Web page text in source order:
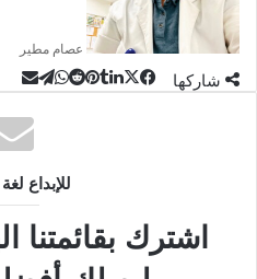
عصام مطير
شاركها ‫X
للإبداع
اشترك بقائمتنا